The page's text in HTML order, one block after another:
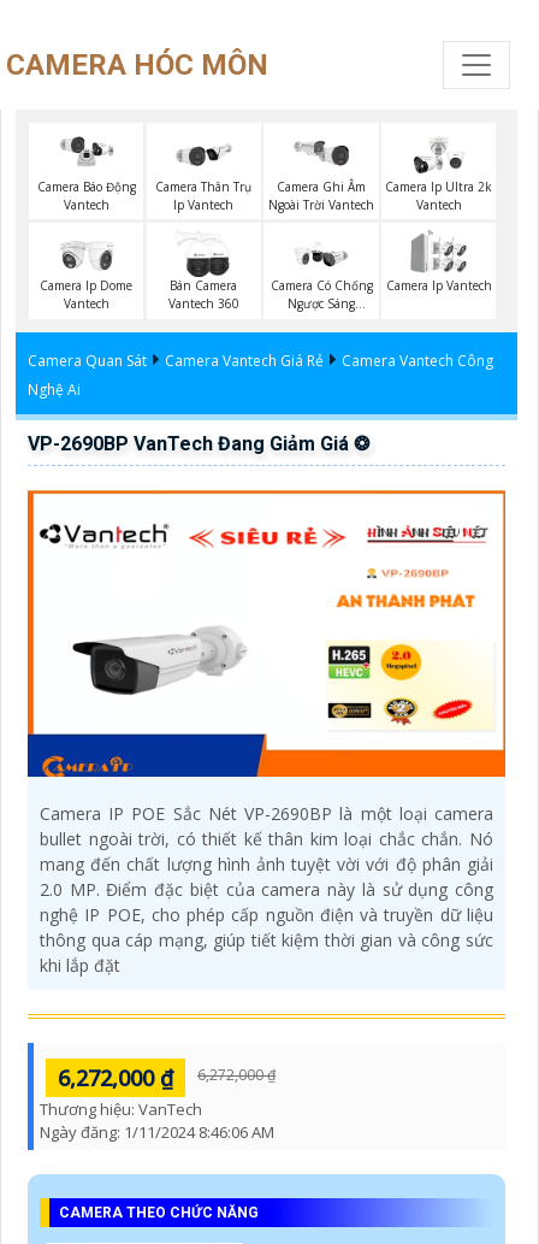
CAMERA HÓC MÔN
Camera Báo Động
Vantech
Camera Thân Trụ
Ip Vantech
Camera Ghi Âm
Ngoài Trời Vantech
Camera Ip Ultra 2k
Vantech
Camera Ip Dome
Vantech
Bán Camera
Vantech 360
Camera Có Chống
Ngược Sáng
Camera Ip Vantech
Camera Quan Sát Camera Vantech Giá Rẻ
Camera Vantech Công
Nghệ Ai
VP-2690BP VanTech Đang Giảm Giá ❂
Camera IP POE Sắc Nét VP-2690BP là một loại camera
bullet ngoài trời, có thiết kế thân kim loại chắc chắn. Nó
mang đến chất lượng hình ảnh tuyệt vời với độ phân giải
2.0 MP. Điểm đặc biệt của camera này là sử dụng công
nghệ IP POE, cho phép cấp nguồn điện và truyền dữ liệu
thông qua cáp mạng, giúp tiết kiệm thời gian và công sức
khi lắp đặt
6,272,000 ₫ 6,272,000 ₫
Thương hiệu: VanTech
Ngày đăng: 1/11/2024 8:46:06 AM
CAMERA THEO CHỨC NĂNG